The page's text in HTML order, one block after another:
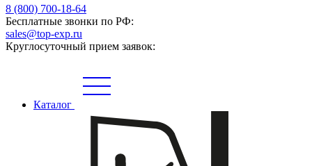
8 (800) 700-18-64
Бесплатные звонки по РФ:
sales@top-exp.ru
Круглосуточный прием заявок:
Каталог